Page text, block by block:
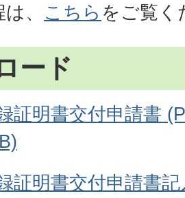
、 こちら をご覧く
ード
証明書交付申請書
証明書交付申請書